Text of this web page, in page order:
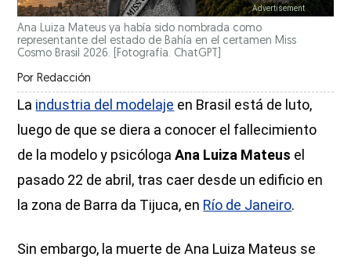
Ana Luiza Mateus ya había sido nombrada como
representante del estado de Bahía en el certamen Miss
Cosmo Brasil 2026. [Fotografía. ChatGPT]
Por Redacción
La industria del modelaje en Brasil está de luto,
luego de que se diera a conocer el fallecimiento
de la modelo y psicólogaAna Luiza Mateus el
pasado 22 de abril, tras caer desde un edificio en
la zona de Barra da Tijuca, en Río de Janeiro.
Sin embargo, la muerte de Ana Luiza Mateus se